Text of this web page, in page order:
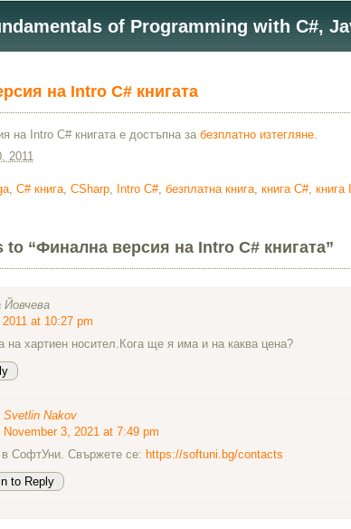
of Programming with C#,
на Intro C# книгата
на Intro C# книгата е достъпна за безплатно изтегляне.
2011
, C# книга, CSharp, Intro C#, безплатна книга, книга C#, книга
to “Финална версия на Intro C# книгата”
at 10:27 pm
на хартиен носител.Кога ще я има и на каква цена?
Svetlin Nakov
November 3, 2021 at 7:49 pm
СофтУни. Свържете се: https://softuni.bg/contacts
to Reply